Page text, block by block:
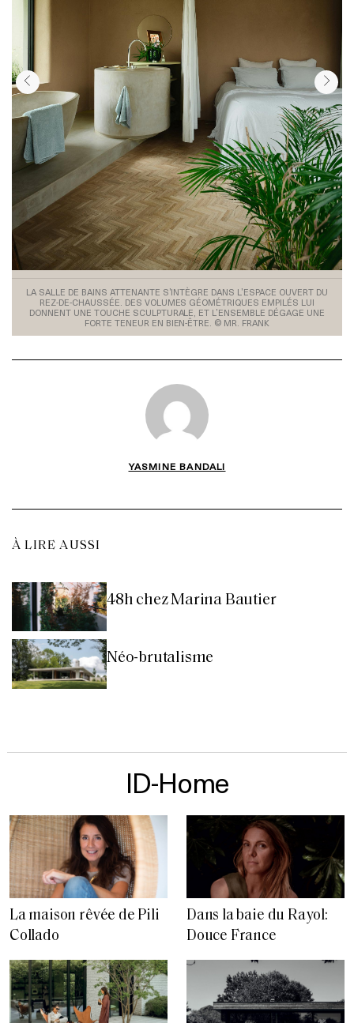
LA SALLE DE BAINS ATTENANTE S’INTÈGRE DANS L’ESPACE OUVERT DU
REZ-DE-CHAUSSÉE. DES VOLUMES GÉOMÉTRIQUES EMPILÉS LUI
DONNENT UNE TOUCHE SCULPTURALE, ET L’ENSEMBLE DÉGAGE UNE
FORTE TENEUR EN BIEN-ÊTRE. © MR. FRANK
YASMINE BANDALI
À LIRE AUSSI
48h chez Marina Bautier
Néo-brutalisme
ID-Home
La maison rêvée de Pili
Collado
Dans la baie du Rayol:
Douce France